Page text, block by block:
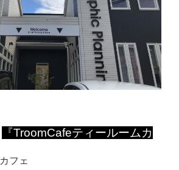
『TroomCafeティールームカ
カフェ